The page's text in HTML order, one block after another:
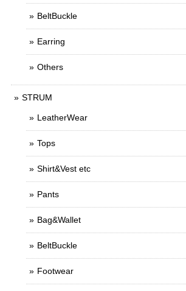
BeltBuckle
Earring
Others
STRUM
LeatherWear
Tops
Shirt&Vest etc
Pants
Bag&Wallet
BeltBuckle
Footwear